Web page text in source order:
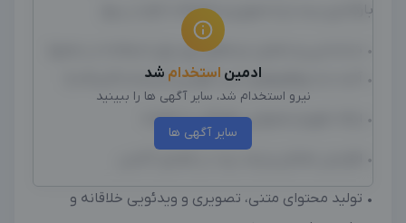
بارگذاری پست و استوری و تعاملات لازم در پیج
• شناسایی و تحلیل ترندهای روز برای استفاده در محتوا
• آشنا به نرم‌افزارهای ادیت گوشی (اینشات/کپ‌کات)
• ارائه تقویم محتوایی هفتگی و ماهانه
• افزایش تعامل و رشد برند در فضای آنلاین
• تولید محتوای متنی، تصویری و ویدئویی خلاقانه و
ادمین استخدام شد
نیرو استخدام شد، سایر آگهی ها را ببینید
سایر آگهی ها